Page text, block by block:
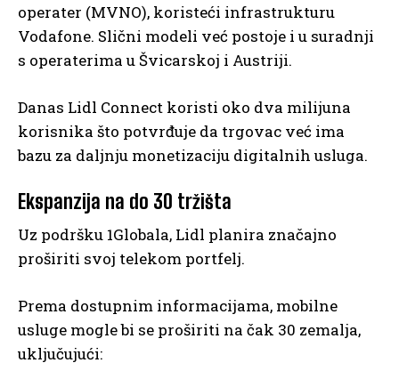
operater (MVNO), koristeći infrastrukturu
Vodafone. Slični modeli već postoje i u suradnji
s operaterima u Švicarskoj i Austriji.
Danas Lidl Connect koristi oko dva milijuna
korisnika što potvrđuje da trgovac već ima
bazu za daljnju monetizaciju digitalnih usluga.
Ekspanzija na do 30 tržišta
Uz podršku 1Globala, Lidl planira značajno
proširiti svoj telekom portfelj.
Prema dostupnim informacijama, mobilne
usluge mogle bi se proširiti na čak 30 zemalja,
uključujući: